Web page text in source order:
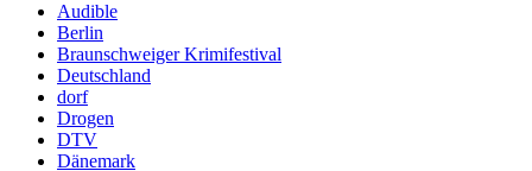
Audible
Berlin
Braunschweiger Krimifestival
Deutschland
dorf
Drogen
DTV
Dänemark